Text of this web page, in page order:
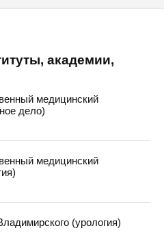
академии,
медицинский
дело)
медицинский
(урология)